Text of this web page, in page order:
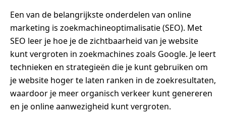
Een van de belangrijkste onderdelen van online
marketing is zoekmachineoptimalisatie (SEO). Met
SEO leer je hoe je de zichtbaarheid van je website
kunt vergroten in zoekmachines zoals Google. Je leert
technieken en strategieën die je kunt gebruiken om
je website hoger te laten ranken in de zoekresultaten,
waardoor je meer organisch verkeer kunt genereren
en je online aanwezigheid kunt vergroten.